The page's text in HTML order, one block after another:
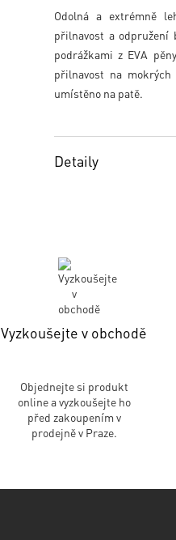
Odolná a extrémně
přilnavost a odpružení
podrážkami z EVA
přilnavost na
umístěno na patě.
Detaily
Vyzkoušejte v obchodě
Objednejte si produkt
online a vyzkoušejte ho
před zakoupením v
prodejně v Praze.